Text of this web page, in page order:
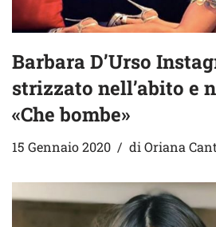
Barbara D’Urso
strizzato nell’abito e
«Che bombe»
15 Gennaio 2020 diOriana